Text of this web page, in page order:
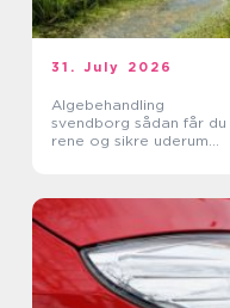
31. July 2026
Algebehandling
svendborg sådan får du
rene og sikre uderum